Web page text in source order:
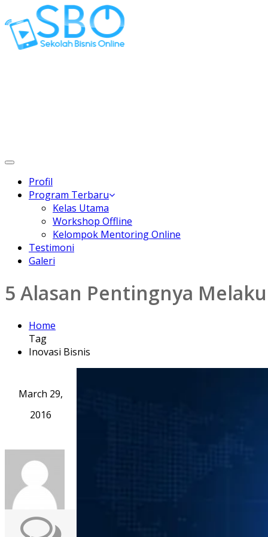
Toggle
Profil
Program Terbaru
Kelas Utama
Workshop Offline
Kelompok Mentoring Online
Testimoni
Galeri
5 Alasan Pentingnya
Home
Tag
Inovasi Bisnis
March 29,
2016